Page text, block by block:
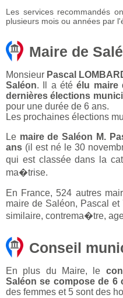
Les services recommandés
plusieurs mois ou années par
Maire de
Monsieur Pascal
Saléon. Il a étéélu maire
dernières élections
pour une durée de 6 ans.
Les prochaines élections
Le maire de Saléon M.
ans (il est né le 30
qui est classée dans la
ma�trise.
En France, 524 autres
maire de Saléon, Pascal
similaire, contrema�tre,
Conseil
En plus du Maire, le
Saléon se compose de 6
des femmes et 5 sont des